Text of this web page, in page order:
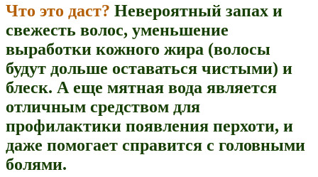
Что это даст? Невероятный запах и
свежесть волос, уменьшение
выработки кожного жира (волосы
будут дольше оставаться чистыми) и
блеск. А еще мятная вода является
отличным средством для
профилактики появления перхоти, и
даже помогает справится с головными
болями.